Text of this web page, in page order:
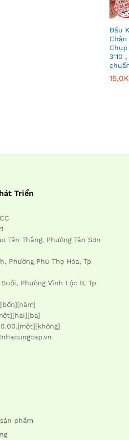
Đầu
Chân
3110
15,0K
15,0K
Triển
Tân Thắng, Phường Tân Sơn
Phường Phú Thọ Hòa, Tp
Phường Vĩnh Lộc B, Tp
phẩm